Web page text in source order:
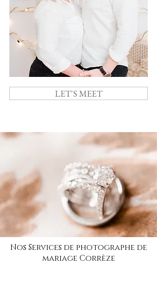
LET'S MEET
Nos Services de photographe de
mariage Corrèze